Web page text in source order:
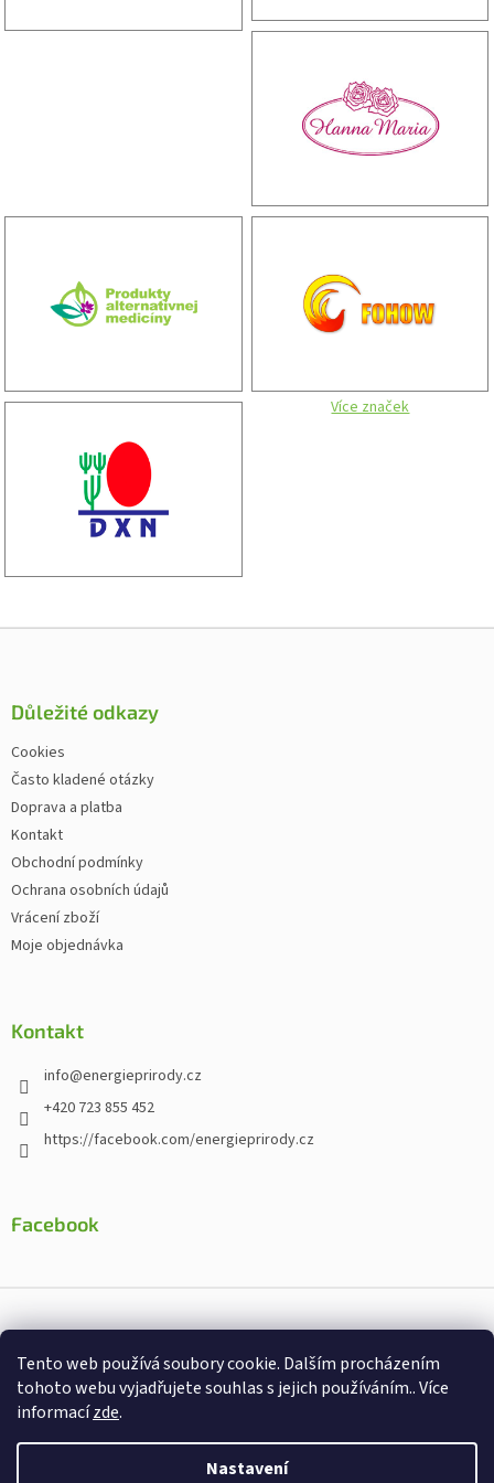
Tento web používá soubory cookie. Dalším procházením
tohoto webu vyjadřujete souhlas s jejich používáním.. Více
informacízde.
Nastavení
Více značek
Zápatí
Důležité odkazy
Cookies
Často kladené otázky
Doprava a platba
Kontakt
Obchodní podmínky
Ochrana osobních údajů
Vrácení zboží
Moje objednávka
Kontakt
info@energieprirody.cz
+420 723 855 452
https://facebook.com/energieprirody.cz
Facebook
Nakodoval:Štefan Mazáň
doplňky stravy. Všechna práva vyhrazena.